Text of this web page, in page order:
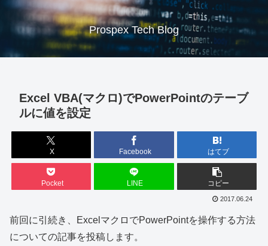
Prospex Tech Blog
Excel VBA(マクロ)でPowerPointのテーブ
ルに値を設定
X Facebook はてブ
Pocket LINE コピー
2017.06.24
前回に引続き、ExcelマクロでPowerPointを操作する方法
についての記事を投稿します。